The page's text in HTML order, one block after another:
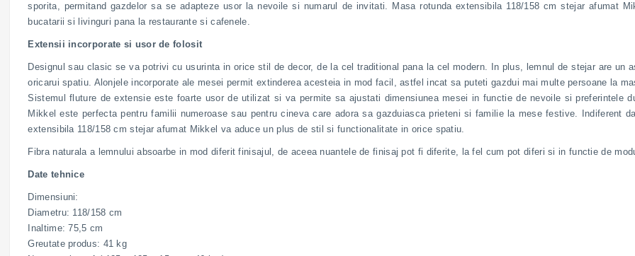
sporita, permitand gazdelor sa se adapteze usor la nevoile si numarul de invitati. Masa rotunda extensibila 118/158 cm stejar afumat
bucatarii si livinguri pana la restaurante si cafenele.
Extensii incorporate si usor de folosit
Designul sau clasic se va potrivi cu usurinta in orice stil de decor, de la cel traditional pana la cel modern. In plus, lemnul de stejar are un
oricarui spatiu. Alonjele incorporate ale mesei permit extinderea acesteia in mod facil, astfel incat sa puteti gazdui mai multe persoane la
Sistemul fluture de extensie este foarte usor de utilizat si va permite sa ajustati dimensiunea mesei in functie de nevoile si preferintele
Mikkel este perfecta pentru familii numeroase sau pentru cineva care adora sa gazduiasca prieteni si familie la mese festive. Indiferent
extensibila 118/158 cm stejar afumat Mikkel va aduce un plus de stil si functionalitate in orice spatiu.
Fibra naturala a lemnului absoarbe in mod diferit finisajul, de aceea nuantele de finisaj pot fi diferite, la fel cum pot diferi si in functie de
Date tehnice
Dimensiuni:
Diametru: 118/158 cm
Inaltime: 75,5 cm
Greutate produs: 41 kg